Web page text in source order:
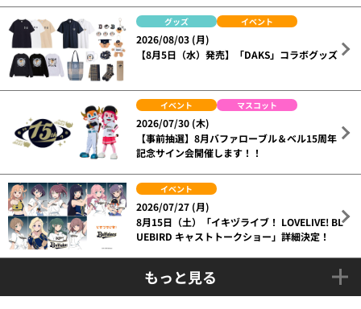
グッズ イベント
2026/08/03 (月)
【8月5日（水）発売】「DAKS」コラボグッズ
イベント マスコット
2026/07/30 (木)
【事前抽選】8月バファローブル＆ベル15周年
記念サイン会開催します！！
イベント
2026/07/27 (月)
8月15日（土）「イキヅライブ！ LOVELIVE! BL
UEBIRD キャストトークショー」詳細決定！
もっと見る